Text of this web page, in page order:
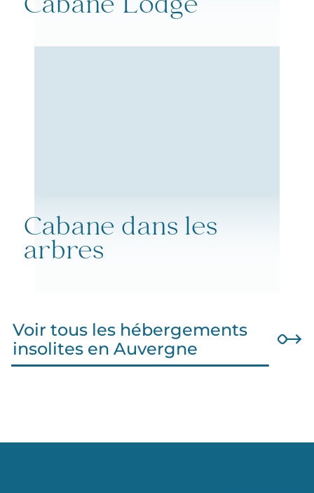
Cabane dans les
arbres
Voir tous les hébergements
insolites en Auvergne